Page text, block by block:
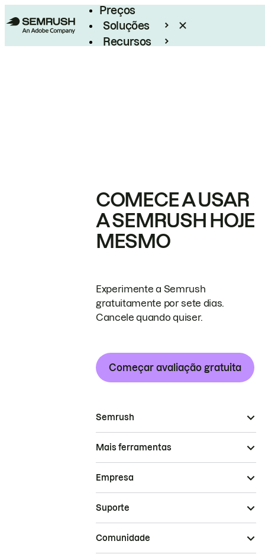
Preços
Soluções
Recursos
COMECE A USAR
A SEMRUSH HOJE
MESMO
Experimente a Semrush
gratuitamente por sete dias.
Cancele quando quiser.
Começar avaliação gratuita
Semrush
Mais ferramentas
Empresa
Suporte
Comunidade